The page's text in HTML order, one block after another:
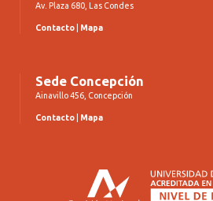
Av. Plaza 680, Las Condes
Contacto Mapa
Sede Concepción
Ainavillo 456, Concepción
Contacto Mapa